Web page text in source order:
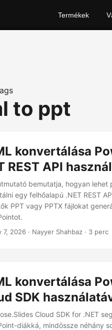
Termékek
to ppt
konvertálása
REST API
bemutatja, hogyan
egy felhőalapú .NET REST
PPT vagy PPTX fájlokat
7, 2026 · Nayyer Shahbaz · 3 perc
konvertálása
SDK
Cloud SDK for .NET
diákká, mindössze néhány